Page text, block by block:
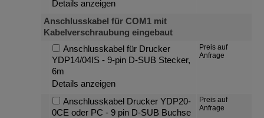
Details anzeigen
Anschlusskabel für COM1 mit
Kabelverschraubung eingebaut
Anschlusskabel für Drucker
YDP14/04IS - 9-pin D-SUB Stecker,
6m
Details anzeigen
Preis auf
Anfrage
Anschlusskabel Drucker YDP20-
0CE oder PC - 9 pin D-SUB Buchse
Preis auf
Anfrage